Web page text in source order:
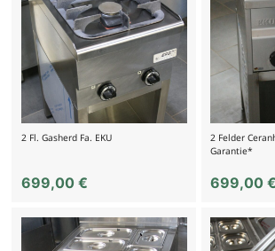
2 Fl. Gasherd Fa. EKU
699,00 €
2 Felder
Garantie*
699,00€